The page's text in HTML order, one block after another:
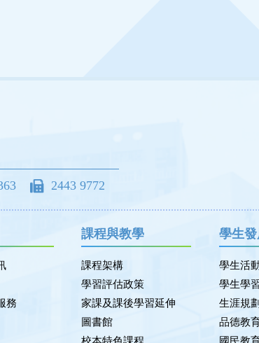
2443 9772
務
課程與教學
課程架構
學習評估政策
家課及課後學習延伸
圖書館
學生
學生活
學生學
生涯規
品德教